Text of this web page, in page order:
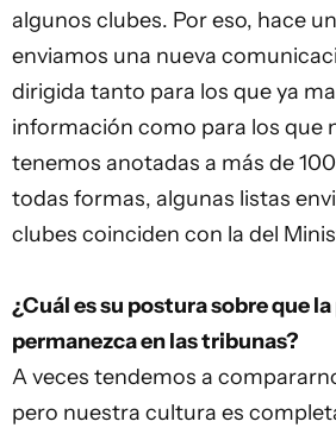
algunos clubes. Por eso, hace
enviamos una nueva
dirigida tanto para los que ya
información como para los que
tenemos anotadas a más de
todas formas, algunas listas
clubes coinciden con la del
¿Cuál es su postura sobre que
permanezca en las tribunas?
A veces tendemos a
pero nuestra cultura es